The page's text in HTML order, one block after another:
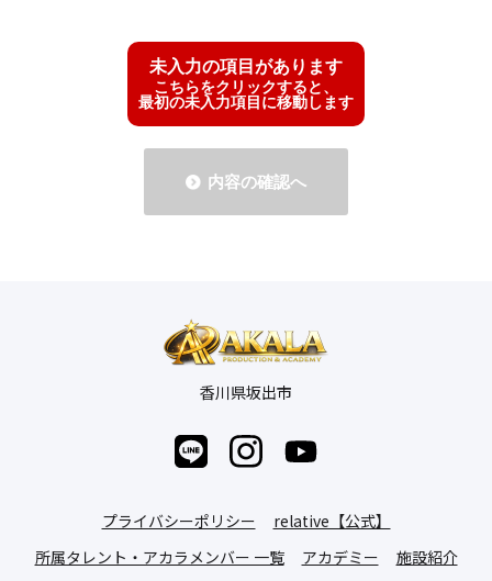
未入力の項目があります
こちらをクリックすると、
最初の未入力項目に移動します
内容の確認へ
香川県坂出市
プライバシーポリシー
relative【公式】
所属タレント・アカラメンバー 一覧
アカデミー 施設紹介